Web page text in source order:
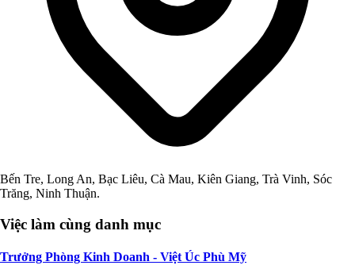
Bến Tre, Long An, Bạc Liêu, Cà Mau, Kiên Giang, Trà Vinh, Sóc
Trăng, Ninh Thuận.
Việc làm cùng danh mục
Trưởng Phòng Kinh Doanh - Việt Úc Phù Mỹ